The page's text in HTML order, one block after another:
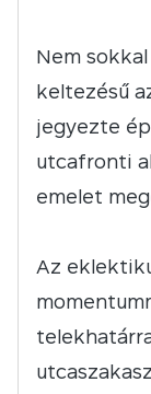
Nem
keltezésű
jegyezte
utcafronti
emelet
Az